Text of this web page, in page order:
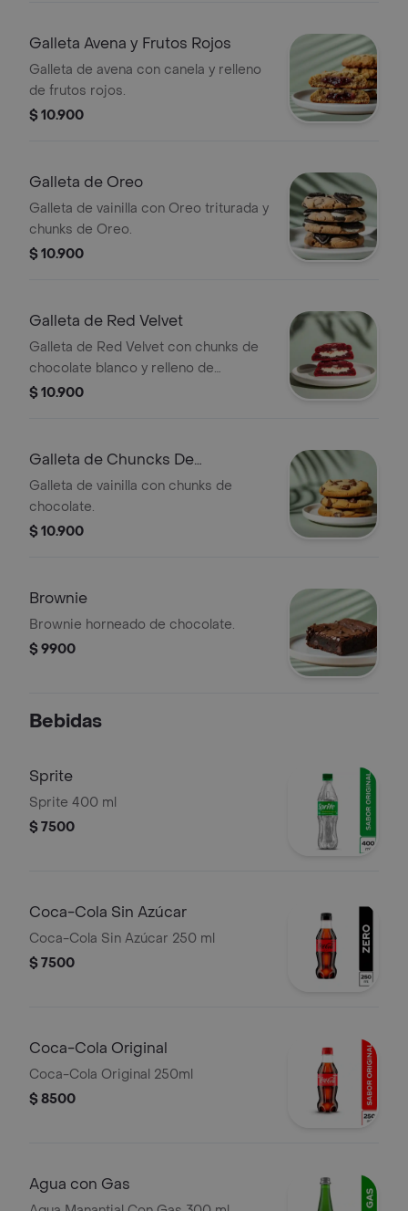
Galleta Avena y Frutos Rojos
Galleta de avena con canela y relleno
de frutos rojos.
$ 10.900
Galleta de Oreo
Galleta de vainilla con Oreo triturada y
chunks de Oreo.
$ 10.900
Galleta de Red Velvet
Galleta de Red Velvet con chunks de
chocolate blanco y relleno de
Cheesecake.
$ 10.900
Galleta de Chuncks De
Chocolate
Galleta de vainilla con chunks de
chocolate.
$ 10.900
Brownie
Brownie horneado de chocolate.
$ 9900
Bebidas
Sprite
Sprite 400 ml
$ 7500
Coca-Cola Sin Azúcar
Coca-Cola Sin Azúcar 250 ml
$ 7500
Coca-Cola Original
Coca-Cola Original 250ml
$ 8500
Agua con Gas